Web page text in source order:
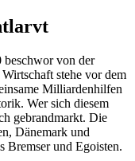
von der
stehe vor dem
Milliardenhilfen
Wer sich diesem
gebrandmarkt. Die
Dänemark und
Bremser und Egoisten.